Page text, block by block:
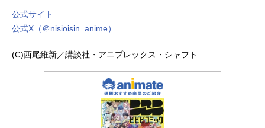
公式サイト
公式X（＠nisioisin_anime）
(C)西尾維新／講談社・アニプレックス・シャフト